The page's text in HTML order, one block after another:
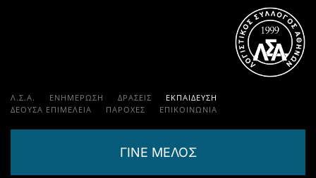
Λ.Σ.Α. ΕΝΗΜΕΡΩΣΗ ΔΡΑΣΕΙΣ
ΕΚΠΑΊΔΕΥΣΗ
ΔΕΟΥΣΑ ΕΠΙΜΕΛΕΙΑ
ΠΑΡΟΧΈΣ ΕΠΙΚΟΙΝΩΝΊΑ
ΓΙΝΕ ΜΕΛΟΣ